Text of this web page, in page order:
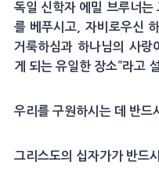
독일 신학자 에밀 브루너는
를 베푸시고, 자비로우신
거룩하심과 하나님의 사랑
게 되는 유일한 장소”라고
우리를 구원하시는 데 반드
그리스도의 십자가가 반드